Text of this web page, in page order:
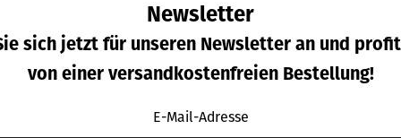
| Blue Star – Petra
Waszak
Collier | Aton-
Petra Waszak
Newsletter
sich jetzt für unseren Newsletter an und
von einer versandkostenfreien Bestellung!
E-Mail-Adresse